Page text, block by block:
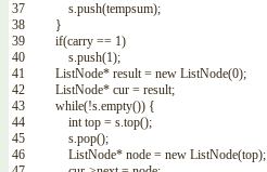
37
38
39
40
41
42
43
44
45
46
s.push(tempsum);
}
if(carry == 1)
s.push(1);
ListNode* result = new ListNode(0);
ListNode* cur = result;
while(!s.empty()) {
int top = s.top();
s.pop();
ListNode* node = new ListNode(top);